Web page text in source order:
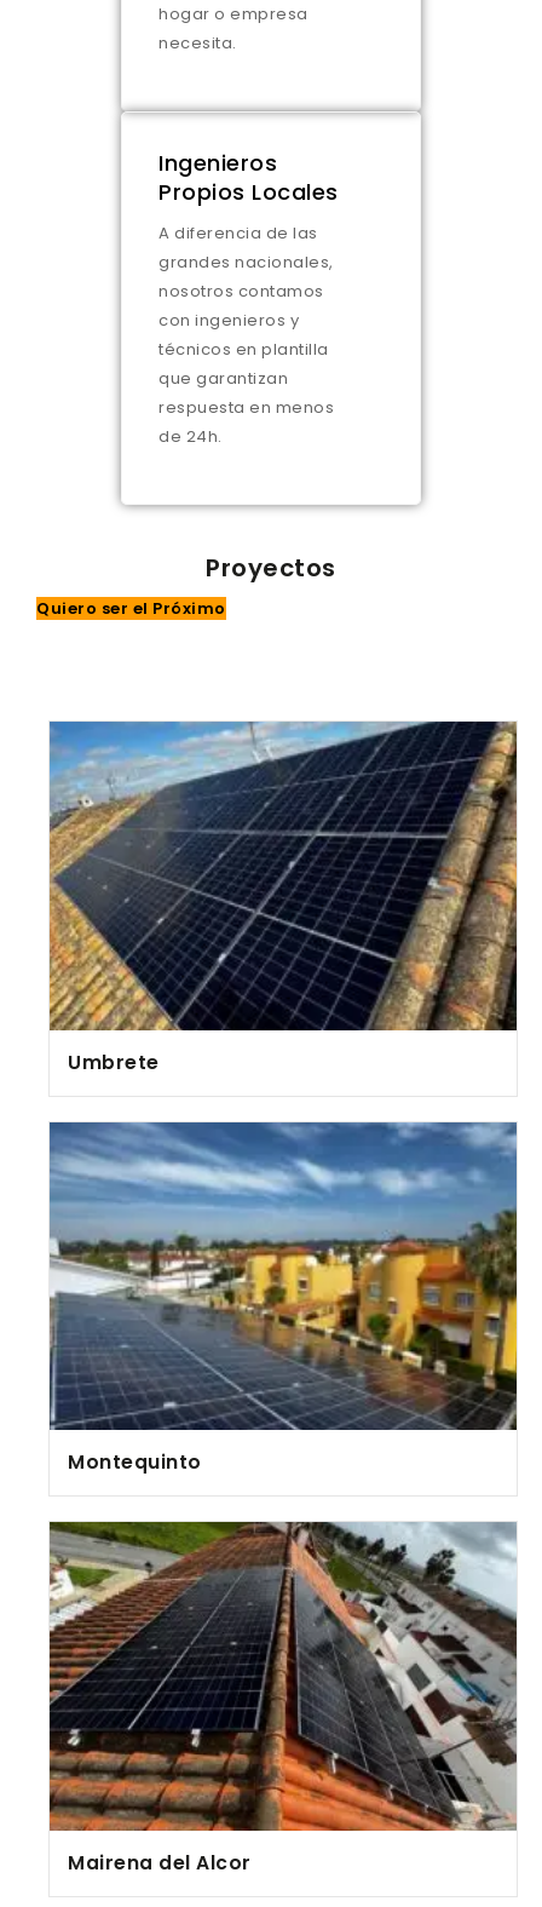
hogar o empresa
necesita.
Ingenieros
Propios Locales
A diferencia de las
grandes nacionales,
nosotros contamos
con ingenieros y
técnicos en plantilla
que garantizan
respuesta en menos
de 24h.
Proyectos
Quiero ser el Próximo
Umbrete
Montequinto
Mairena del Alcor